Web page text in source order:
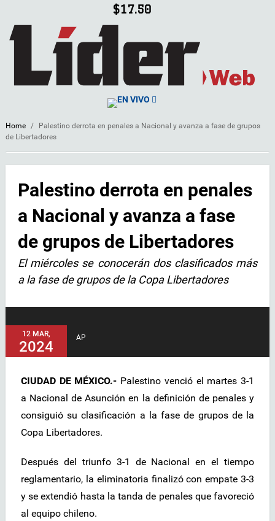
$17.50
EN VIVO
Home /
Palestino derrota en penales a Nacional y avanza a fase de grupos
de Libertadores
Palestino derrota en penales
a Nacional y avanza a fase
de grupos de Libertadores
El miércoles se conocerán dos clasificados más
a la fase de grupos de la Copa Libertadores
12 MAR,
2024
AP
CIUDAD DE MÉXICO.- Palestino venció el martes 3-1
a Nacional de Asunción en la definición de penales y
consiguió su clasificación a la fase de grupos de la
Copa Libertadores.
Después del triunfo 3-1 de Nacional en el tiempo
reglamentario, la eliminatoria finalizó con empate 3-3
y se extendió hasta la tanda de penales que favoreció
al equipo chileno.